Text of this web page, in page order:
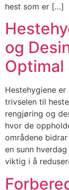
hest som er […]
og
Optimal
Hestehygiene
trivselen til
rengjøring og
hvor de
områdene
en sunn
viktig i å